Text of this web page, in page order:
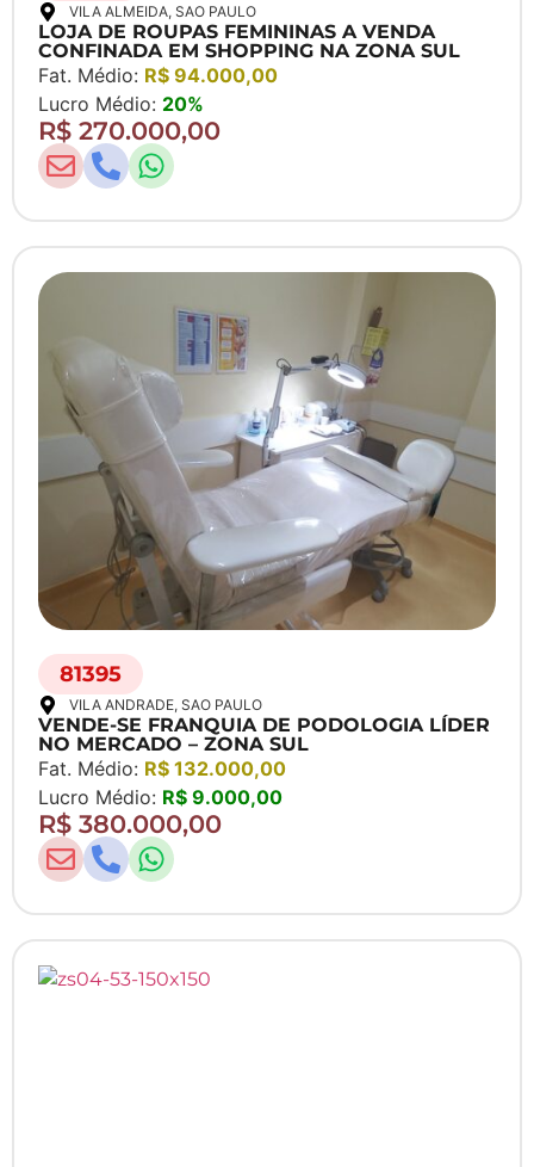
VILA ALMEIDA, SAO PAULO
LOJA DE ROUPAS FEMININAS A VENDA
CONFINADA EM SHOPPING NA ZONA SUL
Fat. Médio: R$ 94.000,00
Lucro Médio: 20%
R$ 270.000,00
81395
VILA ANDRADE, SAO PAULO
VENDE-SE FRANQUIA DE PODOLOGIA LÍDER
NO MERCADO – ZONA SUL
Fat. Médio: R$ 132.000,00
Lucro Médio: R$ 9.000,00
R$ 380.000,00